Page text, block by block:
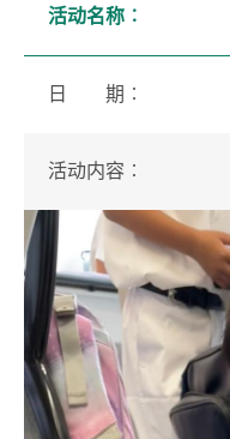
活动名称︰
日 期︰
活动内容 ︰